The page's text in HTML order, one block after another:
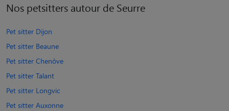
Nos petsitters autour de Seurre
Pet sitter Dijon
Pet sitter Beaune
Pet sitter Chenôve
Pet sitter Talant
Pet sitter Longvic
Pet sitter Auxonne